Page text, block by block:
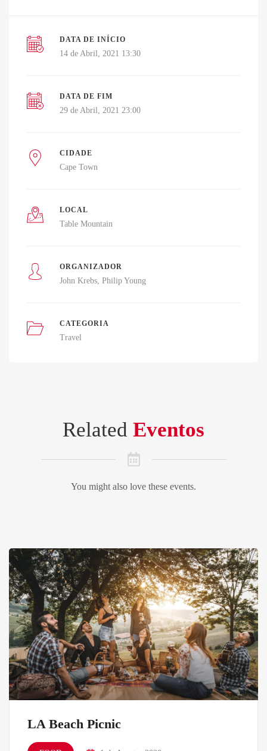
DATA DE INÍCIO
14 de Abril, 2021 13:30
DATA DE FIM
29 de Abril, 2021 23:00
CIDADE
Cape Town
LOCAL
Table Mountain
ORGANIZADOR
John Krebs Philip Young
CATEGORIA
Travel
Related Eventos
You might also love these events.
LA Beach Picnic